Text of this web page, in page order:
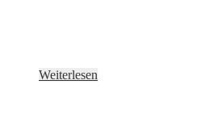
Weiterlesen